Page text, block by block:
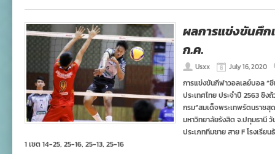
ผลการแข่งขันศึก
ก.ค.
Usxx July 16, 2020
การแข่งขันกีฬาวอลเลย์บอล “
ประเทศไทย ประจำปี 2563 ชิง
กรม”สมเด็จพระเทพรัตนราช
มหาวิทยาลัยรังสิต จ.ปทุมธานี
ประเภททีมชาย สาย F โรงเรี
1 เซต 14-25, 25-16, 25-13, 25-16